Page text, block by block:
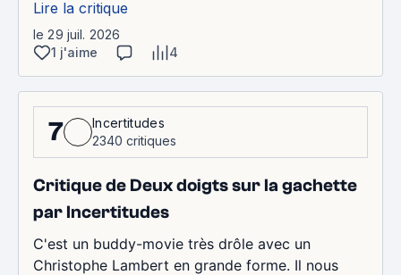
Lire la critique
le 29 juil. 2026
1 j'aime
4
7
Incertitudes
2340 critiques
Critique de Deux doigts sur la gachette
par Incertitudes
C'est un buddy-movie très drôle avec un
Christophe Lambert en grande forme. Il nous